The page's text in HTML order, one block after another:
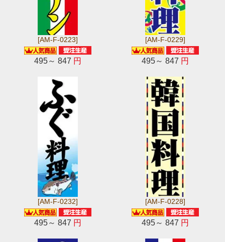
[AM-F-0223]
495～ 847 円
[AM-F-0229]
495～ 847 円
[AM-F-0232]
495～ 847 円
[AM-F-0228]
495～ 847 円